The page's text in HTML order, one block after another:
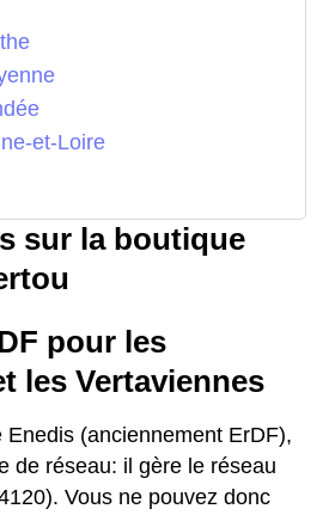
et-Loire
sur la boutique
pour les
les Vertaviennes
Enedis (anciennement ErDF),
de réseau: il gère le réseau
Vous ne pouvez donc